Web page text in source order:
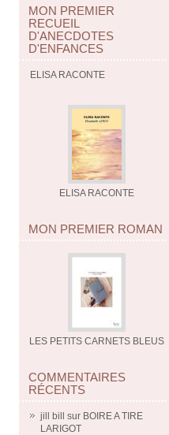
MON PREMIER
RECUEIL
D'ANECDOTES
D'ENFANCES
ELISA RACONTE
ELISA RACONTE
MON PREMIER ROMAN
LES PETITS CARNETS BLEUS
COMMENTAIRES
RÉCENTS
jill bill sur BOIRE A TIRE
LARIGOT